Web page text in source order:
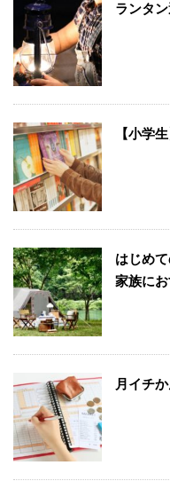
ランタ
【小学
はじめ
家族に
月イチ